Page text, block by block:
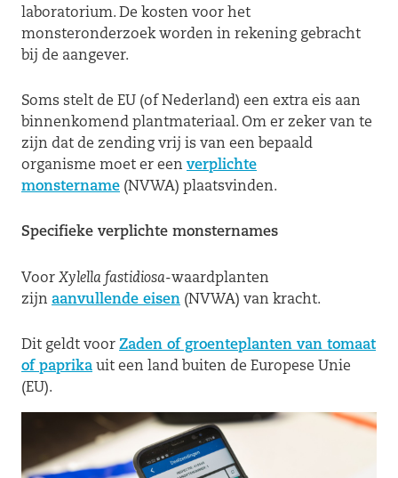
laboratorium. De kosten voor het
monsteronderzoek worden in rekening gebracht
bij de aangever.
Soms stelt de EU (of Nederland) een extra eis aan
binnenkomend plantmateriaal. Om er zeker van te
zijn dat de zending vrij is van een bepaald
organisme moet er een verplichte
monstername (NVWA) plaatsvinden.
Specifieke verplichte monsternames
Voor Xylella fastidiosa-waardplanten
zijn aanvullende eisen (NVWA) van kracht.
Dit geldt voor Zaden of groenteplanten van tomaat
of paprika uit een land buiten de Europese Unie
(EU).